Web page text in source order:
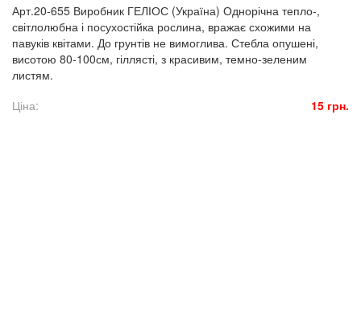
Арт.20-655 Виробник ГЕЛІОС (Україна) Однорічна тепло-,
світлолюбна і посухостійка рослина, вражає схожими на
павуків квітами. До грунтів не вимоглива. Стебла опушені,
висотою 80-100см, гіллясті, з красивим, темно-зеленим
листям.
Ціна:
15 грн.